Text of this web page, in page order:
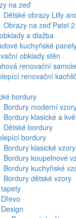
na zeď
Dětské obrazy Lilly
Obrazy na zeď Patel 2
a dlažba
kuchyňské
obklady stěn
renovační
renovační
bordury
Bordury moderní
Bordury klasické a
Dětské bordury
bordury
Bordury klasické vzory
Bordury koupelnové
Bordury kuchyňské
Bordury dětské vzory